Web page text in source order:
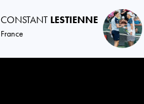
CONSTANT LESTIENNE
France